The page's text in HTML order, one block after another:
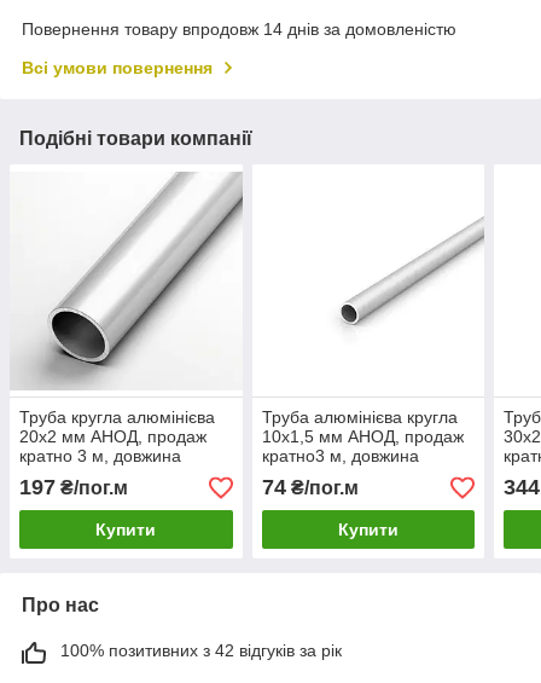
Повернення товару впродовж 14 днів за домовленістю
Всі умови повернення
Подібні товари компанії
Труба кругла алюмінієва
20х2 мм АНОД, продаж
кратно 3 м, довжина
виробу 6м.
197 ₴/пог.м
Купити
Труба алюмінієва кругла
10х1,5 мм АНОД, продаж
кратно3 м, довжина
виробу 6м
74₴/пог.м
Купити
344
Про нас
100% позитивних з 42 відгуків за рік